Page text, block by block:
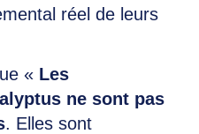
réel de leurs
« Les
ne sont pas
. Elles sont